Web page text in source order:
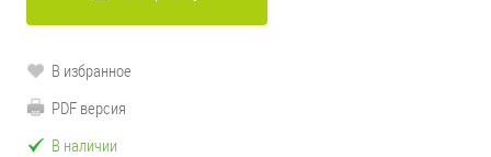
В избранное
PDF версия
В наличии